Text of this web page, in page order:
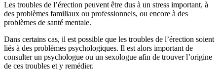
Les troubles de l’érection peuvent être dus à un stress important, à
des problèmes familiaux ou professionnels, ou encore à des
problèmes de santé mentale.
Dans certains cas, il est possible que les troubles de l’érection soient
liés à des problèmes psychologiques. Il est alors important de
consulter un psychologue ou un sexologue afin de trouver l’origine
de ces troubles et y remédier.